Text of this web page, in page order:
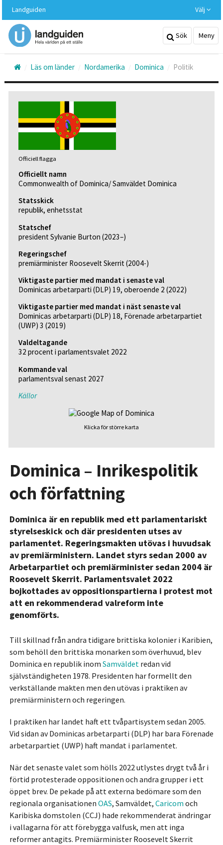
huvudinnehållet
Landguiden Välj
Sök Meny
Läs om länder Nordamerika Dominica Politik
Officiell flagga
Officiellt namn
Commonwealth of Dominica/ Samväldet Dominica
Statsskick
republik, enhetsstat
Statschef
president Sylvanie Burton (2023–)
Regeringschef
premiärminister Roosevelt Skerrit (2004-)
Viktigaste partier med mandat i senaste val
Dominicas arbetarparti (DLP) 19, oberoende 2 (2022)
Viktigaste partier med mandat i näst senaste val
Dominicas arbetarparti (DLP) 18, Förenade arbetarpartiet
(UWP) 3 (2019)
Valdeltagande
32 procent i parlamentsvalet 2022
Kommande val
parlamentsval senast 2027
Källor
Klicka för större karta
Dominica – Inrikespolitik
och författning
Dominica är en republik med ett parlamentariskt
styrelseskick och där presidenten utses av
parlamentet. Regeringsmakten utövas i huvudsak
av premiärministern. Landet styrs sedan 2000 av
Arbetarpartiet och premiärminister sedan 2004 är
Roosevelt Skerrit. Parlamentsvalet 2022
bojkottades av oppositionspartierna i protest mot
att en rekommenderad valreform inte
genomförts.
Till skillnad från andra tidigare brittiska kolonier i Karibien,
som behöll den brittiska monarken som överhuvud, blev
Dominica en republik inom Samväldetredan vid
självständigheten 1978. Presidenten har formellt den
verkställande makten men den utövas i praktiken av
premiärministern och regeringen.
I praktiken har landet haft ett tvåpartisystem sedan 2005.
Vid sidan av Dominicas arbetarparti (DLP) har bara Förenade
arbetarpartiet (UWP) haft mandat i parlamentet.
När det senaste valet som hölls 2022 utlystes drygt två år i
förtid protesterade oppositionen och andra grupper i ett
öppet brev. De pekade på att externa bedömare som den
regionala organisationen OAS, Samväldet, Caricom och
Karibiska domstolen (CCJ) hade rekommenderat ändringar
i vallagarna för att förebygga valfusk, men att inga
reformer antagits. Premiärminister Roosevelt Skerrit